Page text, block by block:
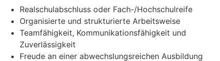
Realschulabschluss oder Fach-/Hochschulreife
Organisierte und strukturierte Arbeitsweise
Teamfähigkeit, Kommunikationsfähigkeit und
Zuverlässigkeit
Freude an einer abwechslungsreichen Ausbildung